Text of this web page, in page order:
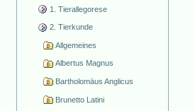
1. Tierallegorese
2. Tierkunde
Allgemeines
Albertus Magnus
Bartholomäus Anglicus
Brunetto Latini